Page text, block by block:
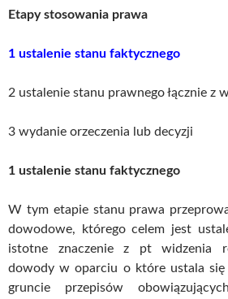
Etapy stosowania prawa
1 ustalenie stanu faktycznego
2 ustalenie stanu prawnego łącznie z
3 wydanie orzeczenia lub decyzji
1 ustalenie stanu faktycznego
W tym etapie stanu prawa
dowodowe, którego celem jest
istotne znaczenie z pt widzenia
dowody w oparciu o które ustala
gruncie przepisów